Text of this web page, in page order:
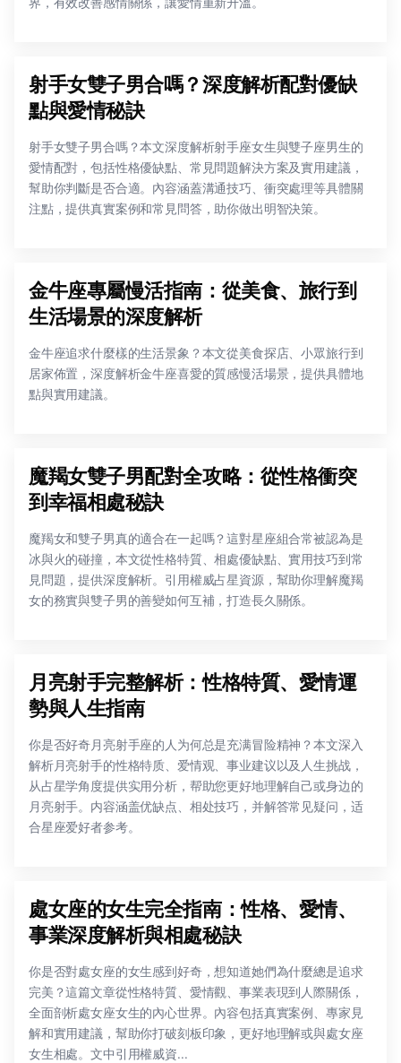
界，有效改善感情關係，讓愛情重新升溫。
射手女雙子男合嗎？深度解析配對優缺
點與愛情秘訣
射手女雙子男合嗎？本文深度解析射手座女生與雙子座男生的
愛情配對，包括性格優缺點、常見問題解決方案及實用建議，
幫助你判斷是否合適。內容涵蓋溝通技巧、衝突處理等具體關
注點，提供真實案例和常見問答，助你做出明智決策。
金牛座專屬慢活指南：從美食、旅行到
生活場景的深度解析
金牛座追求什麼樣的生活景象？本文從美食探店、小眾旅行到
居家佈置，深度解析金牛座喜愛的質感慢活場景，提供具體地
點與實用建議。
魔羯女雙子男配對全攻略：從性格衝突
到幸福相處秘訣
魔羯女和雙子男真的適合在一起嗎？這對星座組合常被認為是
冰與火的碰撞，本文從性格特質、相處優缺點、實用技巧到常
見問題，提供深度解析。引用權威占星資源，幫助你理解魔羯
女的務實與雙子男的善變如何互補，打造長久關係。
月亮射手完整解析：性格特質、愛情運
勢與人生指南
你是否好奇月亮射手座的人为何总是充满冒险精神？本文深入
解析月亮射手的性格特质、爱情观、事业建议以及人生挑战，
从占星学角度提供实用分析，帮助您更好地理解自己或身边的
月亮射手。内容涵盖优缺点、相处技巧，并解答常见疑问，适
合星座爱好者参考。
處女座的女生完全指南：性格、愛情、
事業深度解析與相處秘訣
你是否對處女座的女生感到好奇，想知道她們為什麼總是追求
完美？這篇文章從性格特質、愛情觀、事業表現到人際關係，
全面剖析處女座女生的內心世界。內容包括真實案例、專家見
解和實用建議，幫助你打破刻板印象，更好地理解或與處女座
女生相處。文中引用權威資...